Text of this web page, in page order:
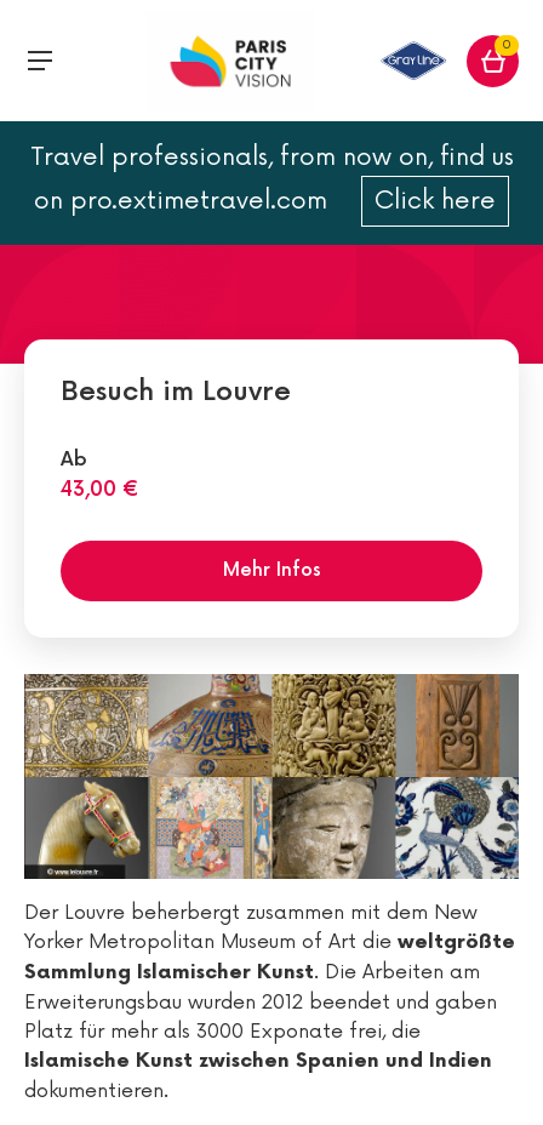
0
Travel professionals, from now on, find us
on pro.extimetravel.com
Click here
Abteilung für Islamische
Kunst
Besuch im Louvre
Ab
43,00 €
Mehr Infos
Der Louvre beherbergt zusammen mit dem New
Yorker Metropolitan Museum of Art die weltgrößte
Sammlung Islamischer Kunst. Die Arbeiten am
Erweiterungsbau wurden 2012 beendet und gaben
Platz für mehr als 3000 Exponate frei, die
Islamische Kunst zwischen Spanien und Indien
dokumentieren.